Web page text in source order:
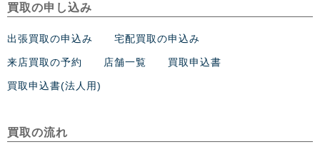
買取の申し込み
出張買取の申込み 宅配買取の申込み
来店買取の予約 店舗一覧 買取申込書
買取申込書(法人用)
買取の流れ